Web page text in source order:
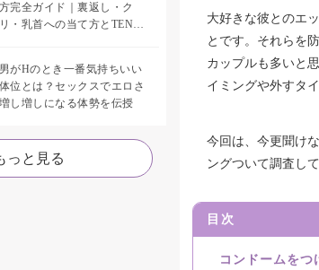
方完全ガイド｜裏返し・ク
リ・乳首への当て方とTENGA
男がHのとき一番気持ちいい
体位とは？セックスでエロさ
増し増しになる体勢を伝授
っと見る
大好きな彼とのエ
とです。それらを
カップルも多いと
イミングや外すタ
今回は、今更聞け
ングついて調査し
目次
コンドームをつ